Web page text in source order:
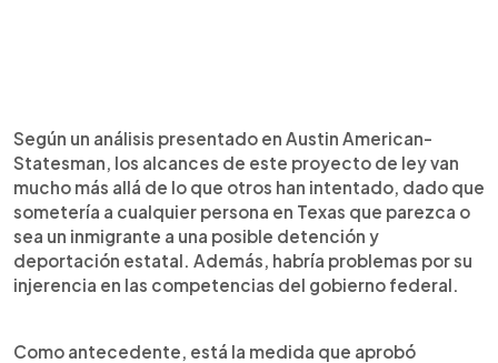
Según un análisis presentado en Austin American-
Statesman, los alcances de este proyecto de ley van
mucho más allá de lo que otros han intentado, dado que
sometería a cualquier persona en Texas que parezca o
sea un inmigrante a una posible detención y
deportación estatal. Además, habría problemas por su
injerencia en las competencias del gobierno federal.
Como antecedente, está la medida que aprobó